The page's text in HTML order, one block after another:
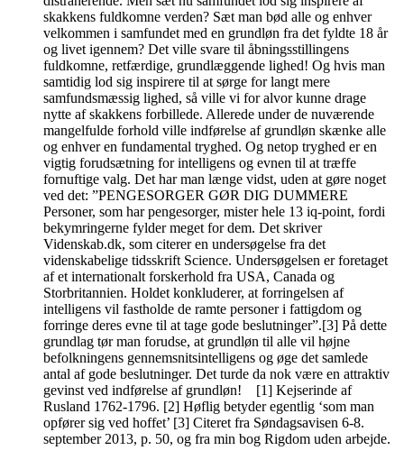
skakkens fuldkomne verden? Sæt man bød alle og enhver
velkommen i samfundet med en grundløn fra det fyldte 18 år
og livet igennem? Det ville svare til åbningsstillingens
fuldkomne, retfærdige, grundlæggende lighed! Og hvis man
samtidig lod sig inspirere til at sørge for langt mere
samfundsmæssig lighed, så ville vi for alvor kunne drage
nytte af skakkens forbillede. Allerede under de nuværende
mangelfulde forhold ville indførelse af grundløn skænke alle
og enhver en fundamental tryghed. Og netop tryghed er en
vigtig forudsætning for intelligens og evnen til at træffe
fornuftige valg. Det har man længe vidst, uden at gøre noget
ved det: ”PENGESORGER GØR DIG DUMMERE
Personer, som har pengesorger, mister hele 13 iq-point, fordi
bekymringerne fylder meget for dem. Det skriver
Videnskab.dk, som citerer en undersøgelse fra det
videnskabelige tidsskrift Science. Undersøgelsen er foretaget
af et internationalt forskerhold fra USA, Canada og
Storbritannien. Holdet konkluderer, at forringelsen af
intelligens vil fastholde de ramte personer i fattigdom og
forringe deres evne til at tage gode beslutninger”.[3] På dette
grundlag tør man forudse, at grundløn til alle vil højne
befolkningens gennemsnitsintelligens og øge det samlede
antal af gode beslutninger. Det turde da nok være en attraktiv
gevinst ved indførelse af grundløn! [1] Kejserinde af
Rusland 1762-1796. [2] Høflig betyder egentlig ‘som man
opfører sig ved hoffet’ [3] Citeret fra Søndagsavisen 6-8.
september 2013, p. 50, og fra min bog Rigdom uden arbejde.